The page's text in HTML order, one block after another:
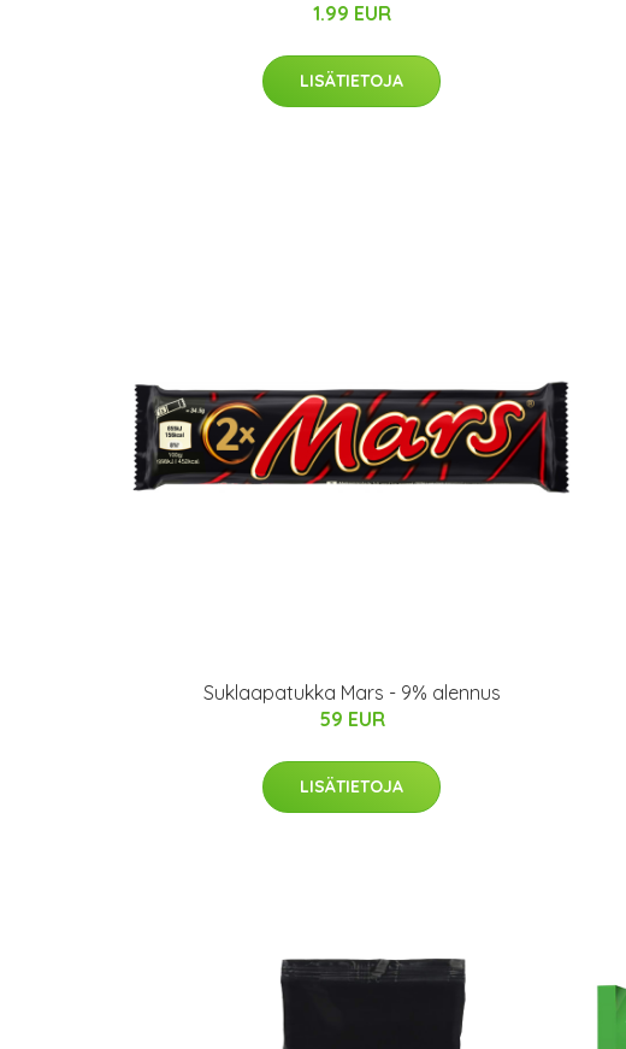
1.99 EUR
LISÄTIETOJA
Suklaapatukka Mars - 9% alennus
59 EUR
LISÄTIETOJA